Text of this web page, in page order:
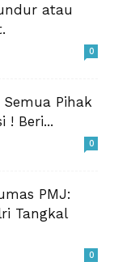
atau
0
Pihak
! Beri...
0
PMJ:
Tangkal
0